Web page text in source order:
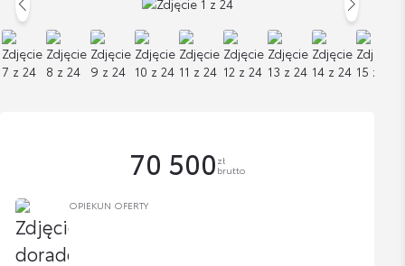
OPIEKUN OFERTY
70 500 zł
brutto